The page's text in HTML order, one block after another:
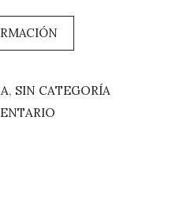
, SIN CATEGORÍA